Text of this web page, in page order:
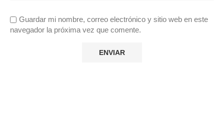
Guardar mi nombre, correo electrónico y sitio web en este
navegador la próxima vez que comente.